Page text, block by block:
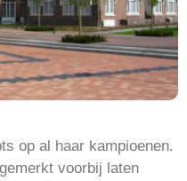
op al haar kampioenen.
voorbij laten